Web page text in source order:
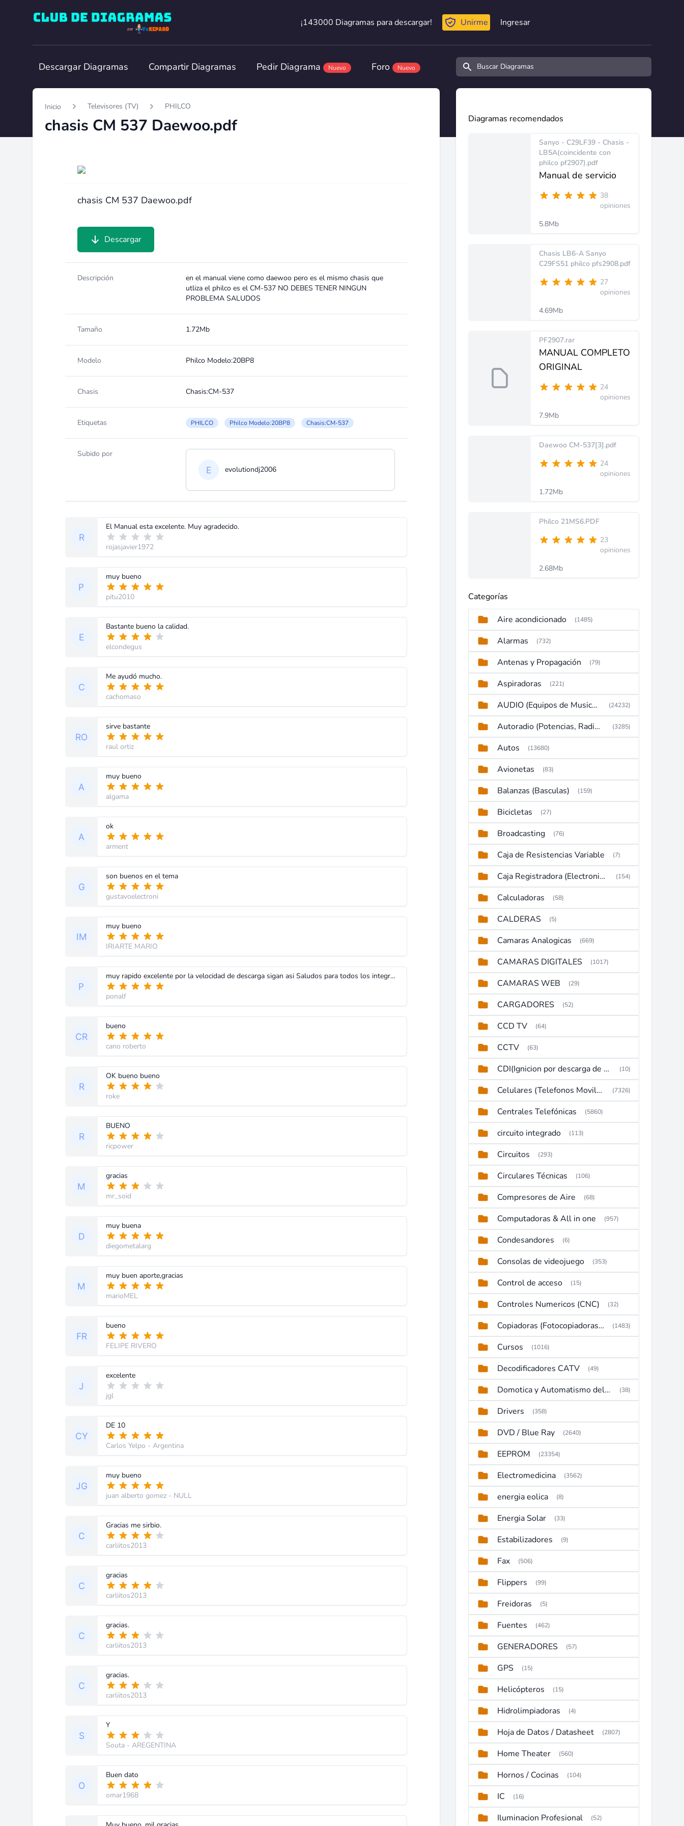
Club de Diagramas
¡143000 Diagramas para descargar!
¡143000 Diagramas para descargar! Unirme Ingresar
Descargar Diagramas Compartir Diagramas Pedir Diagrama Nuevo Foro Nuevo Buscar diagramas y manuales
Inicio Televisores (TV) PHILCO
chasis CM 537 Daewoo.pdf
chasis CM 537 Daewoo.pdf
Descargar
Descripción
en el manual viene como daewoo pero es el mismo chasis que
utliza el philco es el CM-537 NO DEBES TENER NINGUN
PROBLEMA SALUDOS
Tamaño 1.72Mb
Modelo Philco Modelo:20BP8
Chasis Chasis:CM-537
Etiquetas PHILCO Philco Modelo:20BP8 Chasis:CM-537
Subido por
evolutiondj2006
El Manual esta excelente. Muy agradecido.
rojasjavier1972
muy bueno
pitu2010
Bastante bueno la calidad.
elcondegus
Me ayudó mucho.
cachomaso
sirve bastante
raul ortiz
muy bueno
algama
ok
arment
son buenos en el tema
gustavoelectroni
muy bueno
IRIARTE MARIO
muy rapido excelente por la velocidad de descarga sigan asi Saludos para todos los integrantes del Club de Diagramas
ponalf
bueno
cano roberto
OK bueno bueno
roke
BUENO
ricpower
gracias
mr_soid
muy buena
diegometalarg
muy buen aporte,gracias
marioMEL
bueno
FELIPE RIVERO
excelente
jgl
DE 10
Carlos Yelpo - Argentina
muy bueno
juan alberto gomez - NULL
Gracias me sirbio.
carliitos2013
gracias
carliitos2013
gracias.
carliitos2013
gracias.
carliitos2013
Y
Souta - AREGENTINA
Buen dato
omar1968
Diagramas recomendados
Sanyo - C29LF39 - Chasis -
LB5A(coincidente con
philco pf2907).pdf
Manual de servicio
38
opiniones
5.8Mb
Chasis LB6-A Sanyo
C29FS51 philco pfs2908.pdf
27
opiniones
4.69Mb
PF2907.rar
MANUAL COMPLETO
ORIGINAL
24
opiniones
7.9Mb
Daewoo CM-537[3].pdf
24
opiniones
1.72Mb
Philco 21MS6.PDF
23
opiniones
2.68Mb
Categorías
Aire acondicionado (1485)
Alarmas (732)
Antenas y Propagación (79)
Aspiradoras (221)
AUDIO (Equipos de Musica, Amplificadores, Reproductores, Etc) (24232)
Autoradio (Potencias, Radios y DVD) (3285)
Autos (13680)
Avionetas (83)
Balanzas (Basculas) (159)
Bicicletas (27)
Broadcasting (76)
Caja de Resistencias Variable (7)
Caja Registradora (Electronic Cash Register) (154)
Calculadoras (58)
CALDERAS (5)
Camaras Analogicas (669)
CAMARAS DIGITALES (1017)
CAMARAS WEB (29)
CARGADORES (52)
CCD TV (64)
CCTV (63)
CDI(Ignicion por descarga de capacitor) (10)
Celulares (Telefonos Moviles) (7326)
Centrales Telefónicas (5860)
circuito integrado (113)
Circuitos (293)
Circulares Técnicas (106)
Compresores de Aire (68)
Computadoras & All in one (957)
Condesandores (6)
Consolas de videojuego (353)
Control de acceso (15)
Controles Numericos (CNC) (32)
Copiadoras (Fotocopiadoras, Multifunctions, Ploter, etc) (1483)
Cursos (1016)
Decodificadores CATV (49)
Domotica y Automatismo del hogar (38)
Drivers (358)
DVD / Blue Ray (2640)
EEPROM (23354)
Electromedicina (3562)
energia eolica (8)
Energia Solar (33)
Estabilizadores (9)
Fax (506)
Flippers (99)
Freidoras (5)
Fuentes (462)
GENERADORES (57)
GPS (15)
Helicópteros (15)
Hidrolimpiadoras (4)
Hoja de Datos / Datasheet (2807)
Home Theater (560)
Hornos / Cocinas (104)
IC (16)
Iluminacion Profesional (52)